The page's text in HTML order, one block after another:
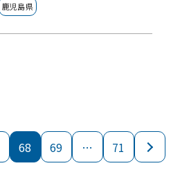
鹿児島県
68 69 … 71